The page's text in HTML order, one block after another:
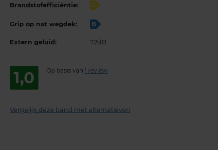
Brandstofefficiëntie: C
Grip op nat wegdek: B
Extern geluid: 72dB
1,0 Op basis van 1 review
Vergelijk deze band met alternatieven